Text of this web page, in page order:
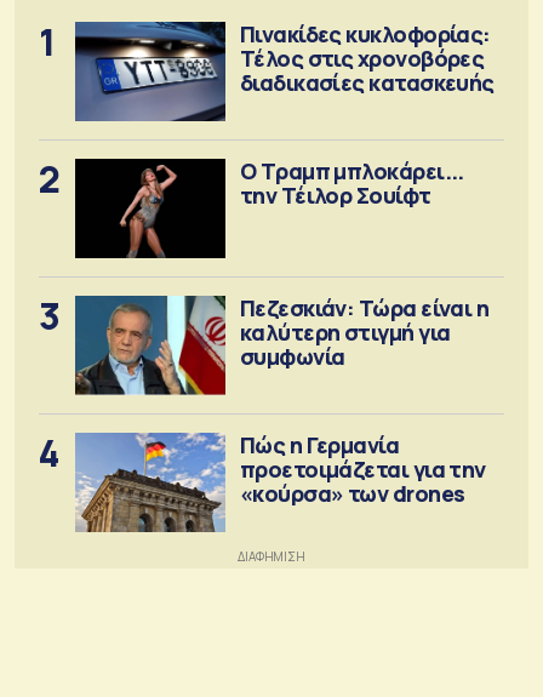
1
Πινακίδες κυκλοφορίας:
Τέλος στις χρονοβόρες
διαδικασίες κατασκευής
2
Ο Τραμπ μπλοκάρει...
την Τέιλορ Σουίφτ
3
Πεζεσκιάν: Τώρα είναι η
καλύτερη στιγμή για
συμφωνία
4
Πώς η Γερμανία
προετοιμάζεται για την
«κούρσα» των drones